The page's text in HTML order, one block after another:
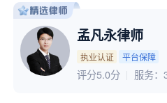
孟凡永律师
执业认证 平台保障
评分5.0分 服务：